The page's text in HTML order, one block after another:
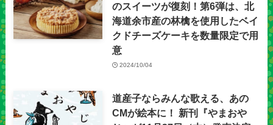
のスイーツが復刻！第6弾は、北
海道余市産の林檎を使用したベイ
クドチーズケーキを数量限定で用
意
2024/10/04
道産子ならみんな歌える、あの
CMが絵本に！ 新刊『やまおや